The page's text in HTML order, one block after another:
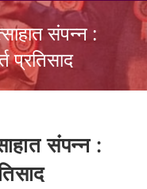
संपन्न :
प्रतिसाद
संपन्न :